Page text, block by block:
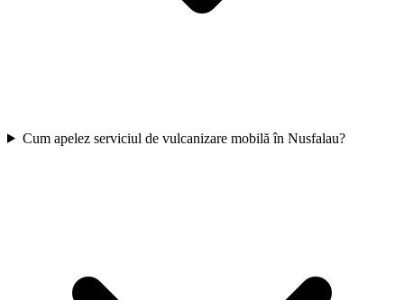
Cum apelez serviciul de vulcanizare mobilă în Nusfalau?